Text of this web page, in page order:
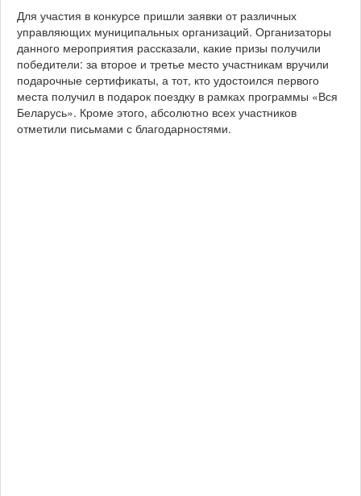
Для участия в конкурсе пришли заявки от различных
управляющих муниципальных организаций. Организаторы
данного мероприятия рассказали, какие призы получили
победители: за второе и третье место участникам вручили
подарочные сертификаты, а тот, кто удостоился первого
места получил в подарок поездку в рамках программы «Вся
Беларусь». Кроме этого, абсолютно всех участников
отметили письмами с благодарностями.